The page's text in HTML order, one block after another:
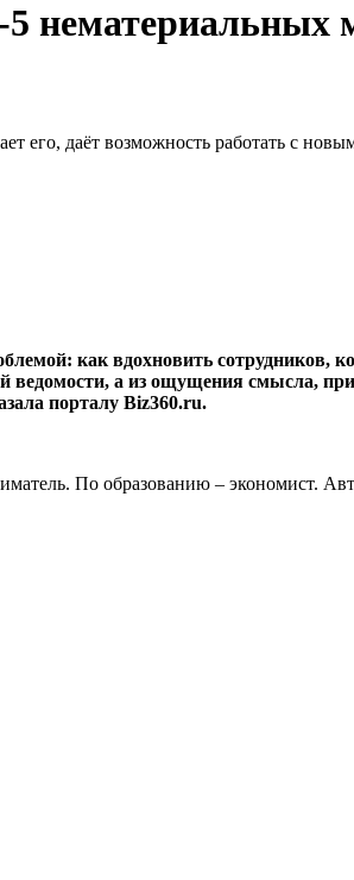
нематериальных
его, даёт возможность работать с
как вдохновить
ведомости, а из ощущения смысла,
порталу Biz360.ru.
По образованию – экономист.